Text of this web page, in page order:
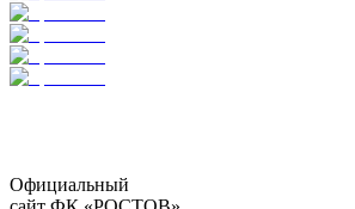
Официальный